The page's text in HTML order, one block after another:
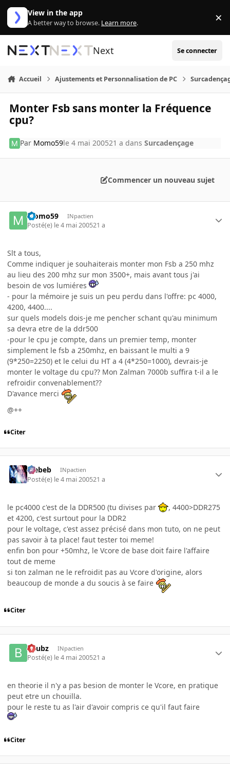
Aller au contenu
View in the app
A better way to browse. Learn more. ×
Next Se connecter
Accueil Ajustements et Personnalisation de PC
Monter Fsb sans monter la Fréquence
cpu?
Par Momo59le 4 mai 200521 a dansSurcadençage
Commencer un nouveau sujet
Momo59 INpactien
Posté(e) le 4 mai 200521 a
Slt a tous,
Comme indiquer je souhaiterais monter mon Fsb a 250 mhz
au lieu des 200 mhz sur mon 3500+, mais avant tous j'ai
besoin de vos lumiéres
- pour la mémoire je suis un peu perdu dans l'offre: pc 4000,
4200, 4400....
sur quels models dois-je me pencher schant qu'au minimum
sa devra etre de la ddr500
-pour le cpu je compte, dans un premier temp, monter
simplement le fsb a 250mhz, en baissant le multi a 9
(9*250=2250) et le celui du HT a 4 (4*250=1000), devrais-je
monter le voltage du cpu?? Mon Zalman 7000b suffira t-il a le
refroidir convenablement??
D'avance merci
@++
Citer
Trebeb INpactien
Posté(e) le 4 mai 200521 a
le pc4000 c'est de la DDR500 (tu divises par
, 4400>DDR275
et 4200, c'est surtout pour la DDR2
pour le voltage, c'est assez précisé dans mon tuto, on ne peut
pas savoir à ta place! faut tester toi meme!
enfin bon pour +50mhz, le Vcore de base doit faire l'affaire
tout de meme
si ton zalman ne le refroidit pas au Vcore d'origine, alors
beaucoup de monde a du soucis à se faire
Citer
beubz INpactien
Posté(e) le 4 mai 200521 a
en theorie il n'y a pas besion de monter le Vcore, en pratique
peut etre un chouilla.
pour le reste tu as l'air d'avoir compris ce qu'il faut faire
Citer